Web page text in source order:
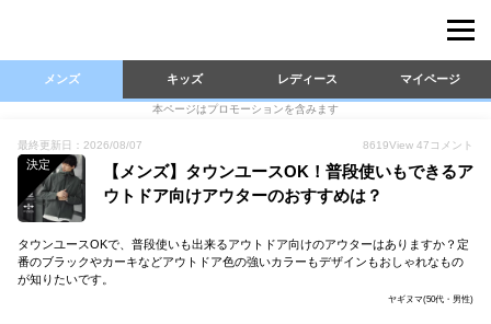
メンズ キッズ レディース マイページ
本ページはプロモーションを含みます
最終更新日：2026/08/07 8619View 47 コメント
決定
【メンズ】タウンユースOK！普段使いもできるア
ウトドア向けアウターのおすすめは？
タウンユースOKで、普段使いも出来るアウトドア向けのアウターはありますか？定
番のブラックやカーキなどアウトドア色の強いカラーもデザインもおしゃれなもの
が知りたいです。
ヤギヌマ(50代・男性)